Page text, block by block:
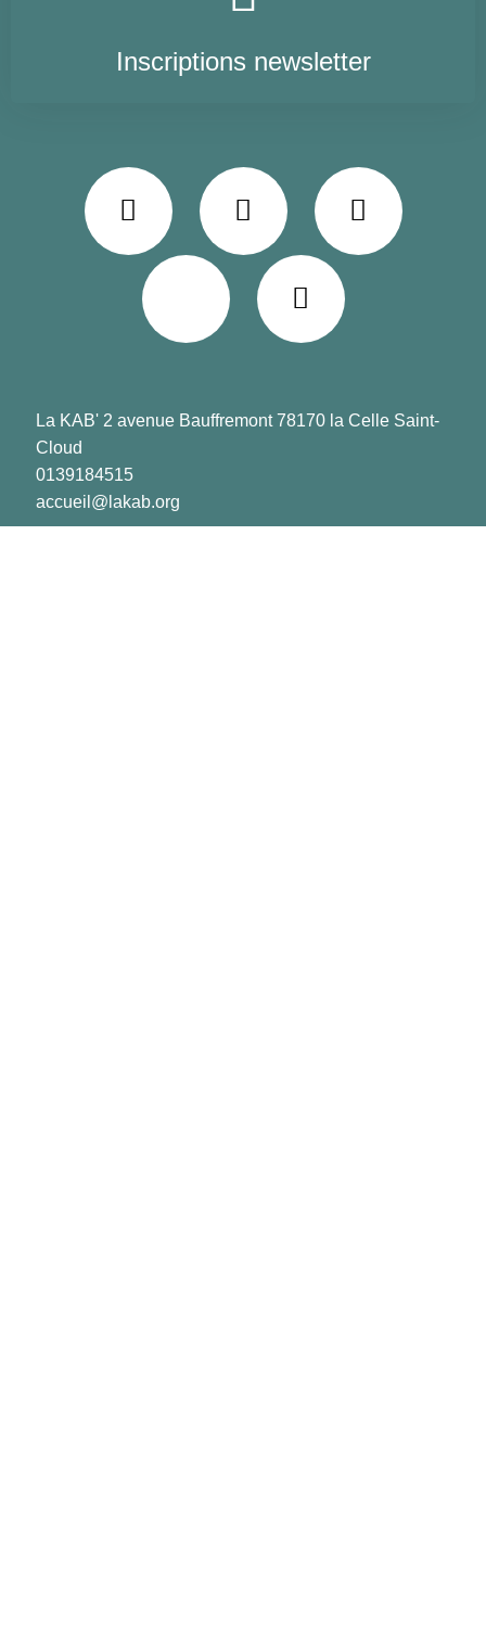
Inscriptions newsletter
La KAB' 2 avenue Bauffremont 78170 la Celle Saint-
Cloud
0139184515
accueil@lakab.org